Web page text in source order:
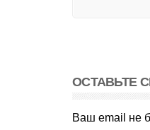
ОСТАВЬТЕ
Ваш email не